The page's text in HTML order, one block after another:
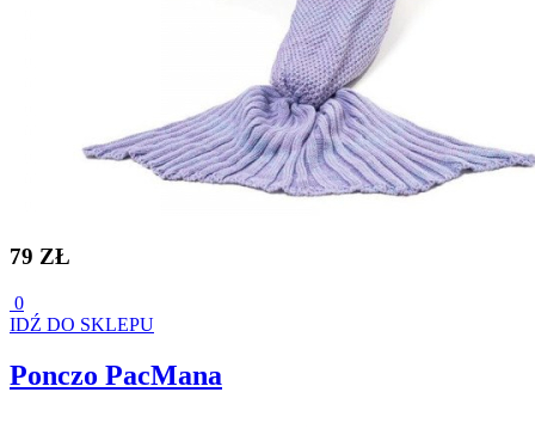
79 ZŁ
0
IDŹ DO SKLEPU
Ponczo PacMana